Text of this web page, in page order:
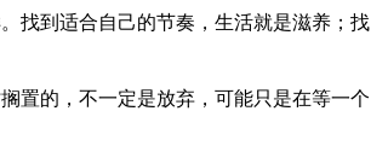
找到适合自己的节奏，生活就是滋养；找
置的，不一定是放弃，可能只是在等一个